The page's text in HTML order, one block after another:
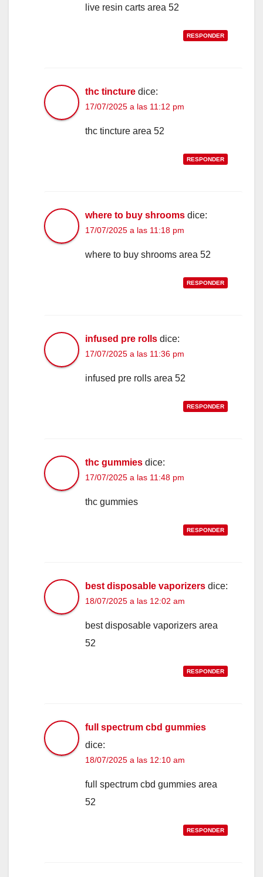
live resin carts area 52
RESPONDER
thc tincture dice:
17/07/2025 a las 11:12 pm
thc tincture area 52
RESPONDER
where to buy shrooms dice:
17/07/2025 a las 11:18 pm
where to buy shrooms area 52
RESPONDER
infused pre rolls dice:
17/07/2025 a las 11:36 pm
infused pre rolls area 52
RESPONDER
thc gummies dice:
17/07/2025 a las 11:48 pm
thc gummies
RESPONDER
best disposable vaporizers dice:
18/07/2025 a las 12:02 am
best disposable vaporizers area
52
RESPONDER
full spectrum cbd gummies
dice:
18/07/2025 a las 12:10 am
full spectrum cbd gummies area
52
RESPONDER